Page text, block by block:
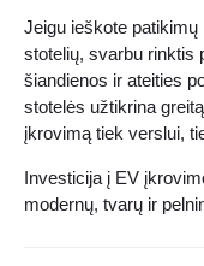
Jeigu ieškote
stotelių, svarbu rinktis
šiandienos ir ateities
stotelės užtikrina
įkrovimą tiek verslui,
Investicija į EV
modernų, tvarų ir